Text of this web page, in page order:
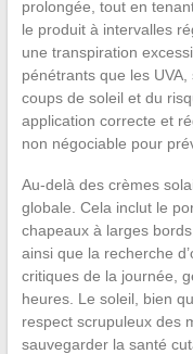
prolongée, tout en
le produit à intervalles
une transpiration
pénétrants que les
coups de soleil et du
application correcte et
non négociable pour
Au-delà des crèmes
globale. Cela inclut le
chapeaux à larges
ainsi que la recherche
critiques de la journée,
heures. Le soleil, bien
respect scrupuleux des
sauvegarder la santé